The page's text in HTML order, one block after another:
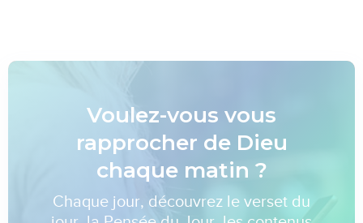
Voulez-vous vous
rapprocher de Dieu
chaque matin ?
Chaque jour, découvrez le verset du